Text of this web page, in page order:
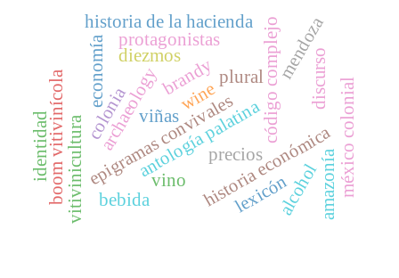
epigramas convivales
antología palatina
vino
código complejo
plural
wine
brandy
archaeology
colonia
precios
economía
historia económica
historia de la hacienda
vitivinicultura
diezmos
méxico colonial
boom vitivinícola
mendoza
protagonistas
viñas
discurso
lexicón
bebida alcohol
identidad
amazonía